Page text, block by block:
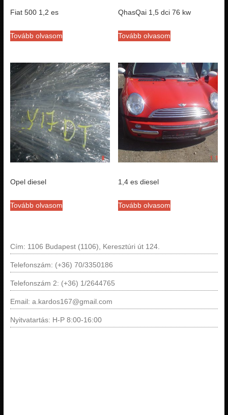
Fiat 500 1,2 es
Tovább olvasom
QhasQai 1,5 dci 76 kw
Tovább olvasom
Opel diesel
Tovább olvasom
1,4 es diesel
Tovább olvasom
Cím: 1106 Budapest (1106), Keresztúri út 124.
Telefonszám: (+36) 70/3350186
Telefonszám 2: (+36) 1/2644765
Email: a.kardos167@gmail.com
Nyitvatartás: H-P 8:00-16:00